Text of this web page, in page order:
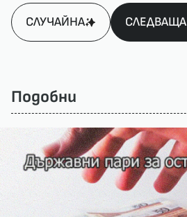
СЛУЧАЙНА СЛЕДВАЩА
Подобни